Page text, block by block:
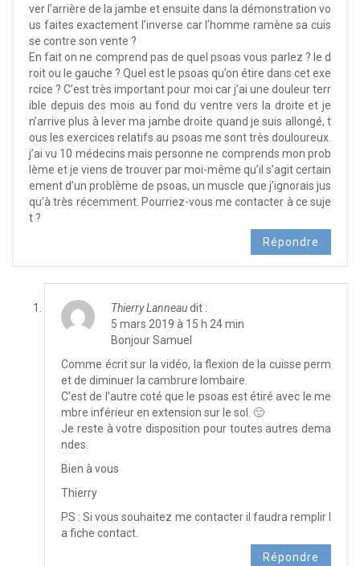
ver l’arrière de la jambe et ensuite dans la démonstration vo
us faites exactement l’inverse car l’homme ramène sa cuis
se contre son vente ?
En fait on ne comprend pas de quel psoas vous parlez ? le d
roit ou le gauche ? Quel est le psoas qu’on étire dans cet exe
rcice ? C’est très important pour moi car j’ai une douleur terr
ible depuis des mois au fond du ventre vers la droite et je
n’arrive plus à lever ma jambe droite quand je suis allongé, t
ous les exercices relatifs au psoas me sont très douloureux.
j’ai vu 10 médecins mais personne ne comprends mon prob
lème et je viens de trouver par moi-même qu’il s’agit certain
ement d’un problème de psoas, un muscle que j’ignorais jus
qu’à très récemment. Pourriez-vous me contacter à ce suje
t ?
Répondre
Thierry Lanneaudit :
5 mars 2019 à 15 h 24 min
Bonjour Samuel
Comme écrit sur la vidéo, la flexion de la cuisse perm
et de diminuer la cambrure lombaire.
C’est de l’autre coté que le psoas est étiré avec le me
mbre inférieur en extension sur le sol. 🙂
Je reste à votre disposition pour toutes autres dema
ndes.
Bien à vous
Thierry
PS : Si vous souhaitez me contacter il faudra remplir l
a fiche contact.
Répondre